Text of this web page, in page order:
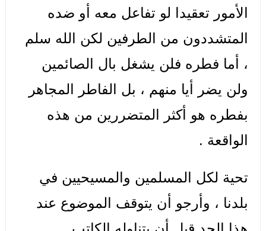
الأمور تعقيدا لو تفاعل معه أو ضده
المتشددون من الطرفين لكن الله سلم
، أما فطره فلن يشغل بال الصائمين
ولن يضر أيا منهم ، بل الفاطر المجاهر
بفطره هو أكثر المتضررين من هذه
الواقعة .
تحية لكل المسلمين والمسيحيين في
بلدنا ، وأرجو أن يتوقف الموضوع عند